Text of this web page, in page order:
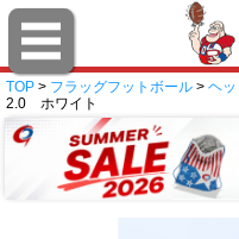
TOP > フラッグフットボール > ヘッ
2.0 ホワイト